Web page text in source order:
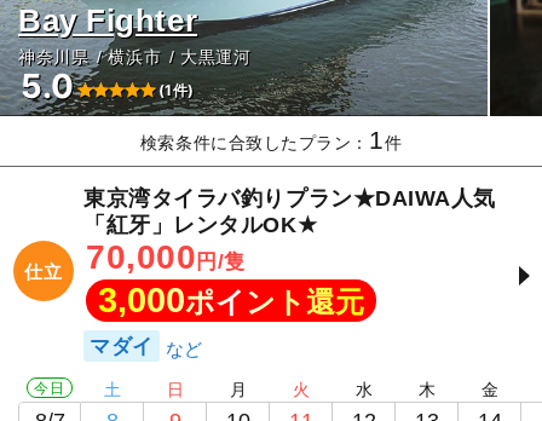
Bay Fighter
神奈川県 横浜市 大黒運河
5.0 (1件)
検索条件に合致したプラン： 1件
仕立
東京湾タイラバ釣りプラン★DAIWA人気
「紅牙」レンタルOK★
70,000 円/隻
3,000ポイント還元
マダイ
今日 土 日 月 火 水 木 金